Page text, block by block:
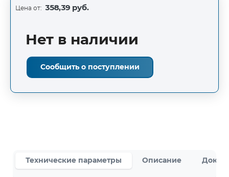
Цена от: 358,39 руб.
Нет в наличии
Сообщить о поступлении
Технические параметры Описание